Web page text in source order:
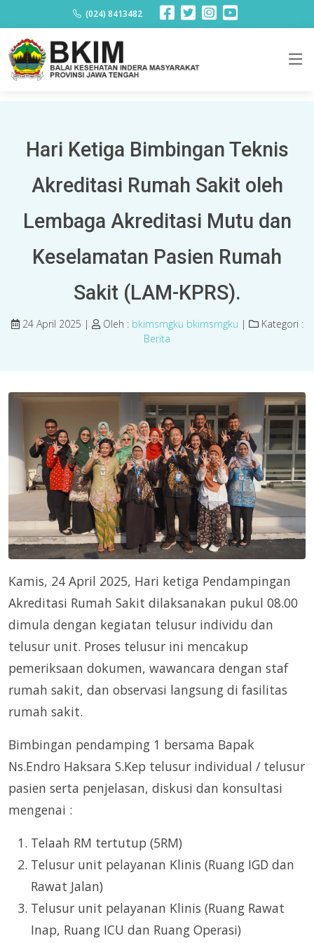
(024) 8413482
Hari Ketiga Bimbingan Teknis
Akreditasi Rumah Sakit oleh
Lembaga Akreditasi Mutu dan
Keselamatan Pasien Rumah
Sakit (LAM-KPRS).
24 April 2025 | Oleh : bkimsmgku bkimsmgku |
Kategori :
Berita
Kamis, 24 April 2025, Hari ketiga Pendampingan
Akreditasi Rumah Sakit dilaksanakan pukul 08.00
dimula dengan kegiatan telusur individu dan
telusur unit. Proses telusur ini mencakup
pemeriksaan dokumen, wawancara dengan staf
rumah sakit, dan observasi langsung di fasilitas
rumah sakit.
Bimbingan pendamping 1 bersama Bapak
Ns.Endro Haksara S.Kep telusur individual / telusur
pasien serta penjelasan, diskusi dan konsultasi
mengenai :
Telaah RM tertutup (5RM)
Telusur unit pelayanan Klinis (Ruang IGD dan
Rawat Jalan)
Telusur unit pelayanan Klinis (Ruang Rawat
Inap, Ruang ICU dan Ruang Operasi)